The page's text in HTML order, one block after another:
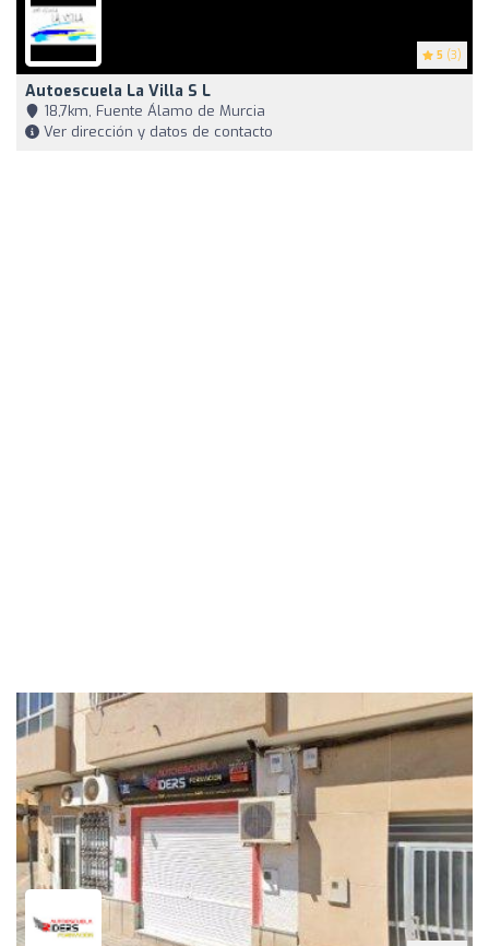
5 (3)
Autoescuela La Villa S L
18,7km, Fuente Álamo de Murcia
Ver dirección y datos de contacto